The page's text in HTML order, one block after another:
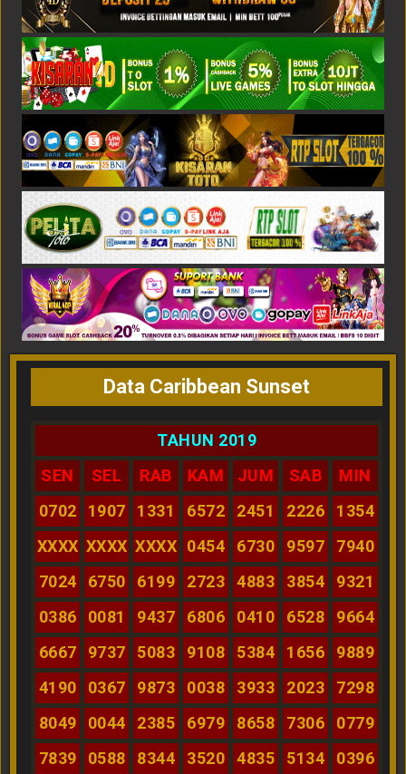
Data Caribbean Sunset
TAHUN 2019
SEN
SEL RAB KAM JUM SAB
MIN
0702
1907 1331 6572 2451 2226
1354
XXXX XXXX XXXX 0454 6730 9597
7940
7024
6750 6199 2723 4883 3854
9321
0386
0081 9437 6806 0410 6528
9664
6667
9737 5083 9108 5384 1656
9889
4190
0367 9873 0038 3933 2023
7298
8049
0044 2385 6979 8658 7306
0779
7839
0588 8344 3520 4835 5134
0396